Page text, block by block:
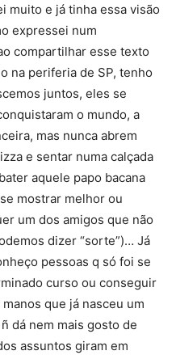
muito e já tinha essa visão
expressei num
compartilhar esse texto
na periferia de SP, tenho
juntos, eles se
o mundo, a
mas nunca abrem
e sentar numa calçada
aquele papo bacana
mostrar melhor ou
um dos amigos que não
dizer “sorte”)… Já
pessoas q só foi se
curso ou conseguir
que já nasceu um
dá nem mais gosto de
assuntos giram em